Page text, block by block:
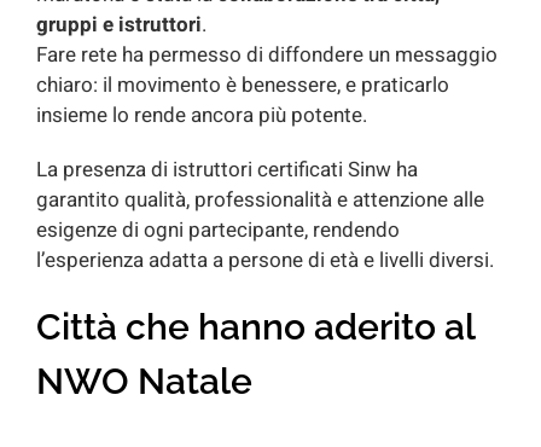
gruppi e istruttori.
Fare rete ha permesso di diffondere un messaggio
chiaro: il movimento è benessere, e praticarlo
insieme lo rende ancora più potente.
La presenza di istruttori certificati Sinw ha
garantito qualità, professionalità e attenzione alle
esigenze di ogni partecipante, rendendo
l’esperienza adatta a persone di età e livelli diversi.
Città che hanno aderito al
NWO Natale